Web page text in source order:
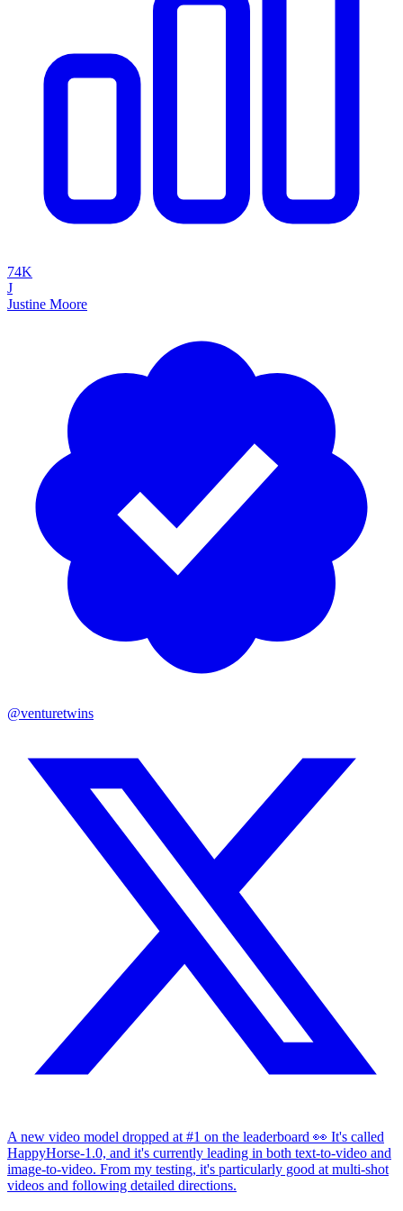
74K
J
Justine Moore
@venturetwins
A new video model dropped at #1 on the leaderboard 👀 It's called
HappyHorse-1.0, and it's currently leading in both text-to-video and
image-to-video. From my testing, it's particularly good at multi-shot
videos and following detailed directions.